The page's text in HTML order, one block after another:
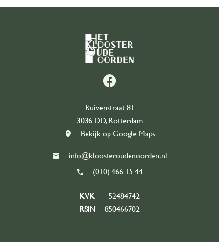
Partners
Contact
Word vrijwilliger
Ruivenstraat 81
3036 DD, Rotterdam
Bekijk op Google Maps
info@kloosteroudenoorden.nl
(010) 466 15 44
KVK
52484742
RSIN
850466702